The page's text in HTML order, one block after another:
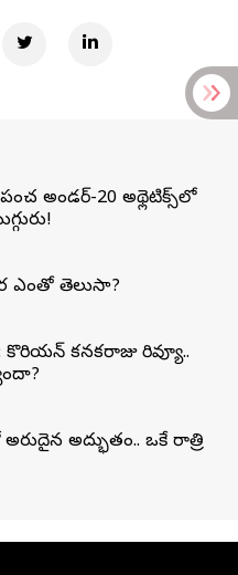
అండర్-20 అథ్లెటిక్స్‌లో
ఎంతో తెలుసా?
కొరియన్ కనకరాజు రివ్యూ..
అద్భుతం.. ఒకే రాత్రి